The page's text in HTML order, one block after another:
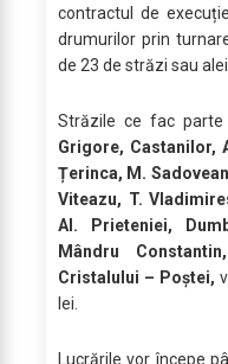
contractul de
drumurilor prin
de 23 de străzi sau
Străzile ce fac parte
Grigore, Castanilor,
Țerinca, M.
Viteazu, T.
Al. Prieteniei,
Mândru
Cristalului – Poștei,
lei.
Lucrările vor începe